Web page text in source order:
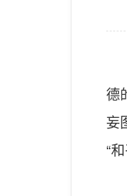
德
妄
“